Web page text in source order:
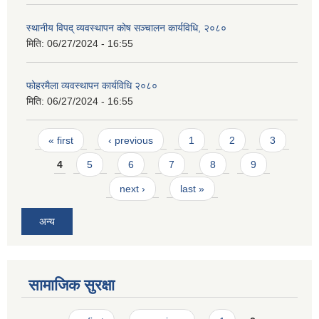
स्थानीय विपद् व्यवस्थापन कोष सञ्चालन कार्यविधि, २०८०
मिति: 06/27/2024 - 16:55
फोहरमैला व्यवस्थापन कार्यविधि २०८०
मिति: 06/27/2024 - 16:55
Pages
« first ‹ previous 1 2 3
4 5 6 7 8 9
next › last »
अन्य
सामाजिक सुरक्षा